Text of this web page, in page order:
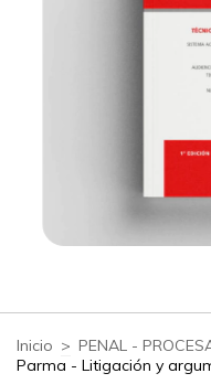
Inicio > PENAL -
Parma - Litigación y